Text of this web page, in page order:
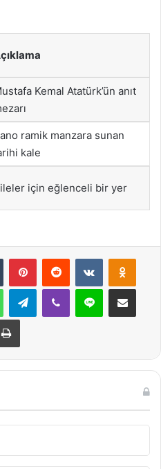
Kemal Atatürk’ün anıt
ramik manzara sunan
kale
için eğlenceli bir yer
Tumblr PinterestReddit VKontakte
WhatsAppTelegramViber Line E-Posta ile
Yazdır